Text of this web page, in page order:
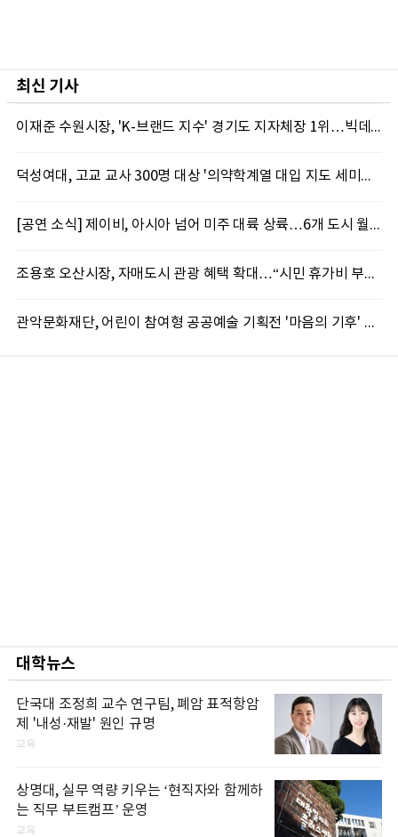
최신 기사
이재준 수원시장, 'K-브랜드 지수' 경기도 지자체장 1위…빅데이터가 주목한 행정 리더십
덕성여대, 고교 교사 300명 대상 '의약학계열 대입 지도 세미나' 성료
[공연 소식] 제이비, 아시아 넘어 미주 대륙 상륙…6개 도시 월드투어 포문
조용호 오산시장, 자매도시 관광 혜택 확대…“시민 휴가비 부담 덜겠다”
관악문화재단, 어린이 참여형 공공예술 기획전 '마음의 기후' 8일 개막
대학뉴스
단국대 조정희 교수 연구팀, 폐암 표적항암
제 '내성·재발' 원인 규명
교육
상명대, 실무 역량 키우는 ‘현직자와 함께하
는 직무 부트캠프’ 운영
교육